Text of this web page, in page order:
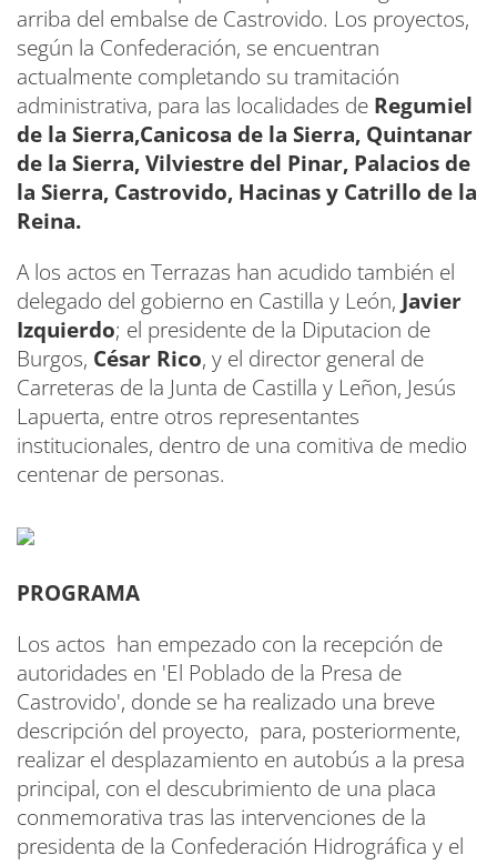
arriba del embalse de Castrovido. Los proyectos,
según la Confederación, se encuentran
actualmente completando su tramitación
administrativa, para las localidades de Regumiel
de la Sierra,Canicosa de la Sierra, Quintanar
de la Sierra, Vilviestre del Pinar, Palacios de
la Sierra, Castrovido, Hacinas y Catrillo de la
Reina.
A los actos en Terrazas han acudido también el
delegado del gobierno en Castilla y León, Javier
Izquierdo; el presidente de la Diputacion de
Burgos, César Rico, y el director general de
Carreteras de la Junta de Castilla y Leñon, Jesús
Lapuerta, entre otros representantes
institucionales, dentro de una comitiva de medio
centenar de personas.
PROGRAMA
Los actos han empezado con la recepción de
autoridades en 'El Poblado de la Presa de
Castrovido', donde se ha realizado una breve
descripción del proyecto, para, posteriormente,
realizar el desplazamiento en autobús a la presa
principal, con el descubrimiento de una placa
conmemorativa tras las intervenciones de la
presidenta de la Confederación Hidrográfica y el